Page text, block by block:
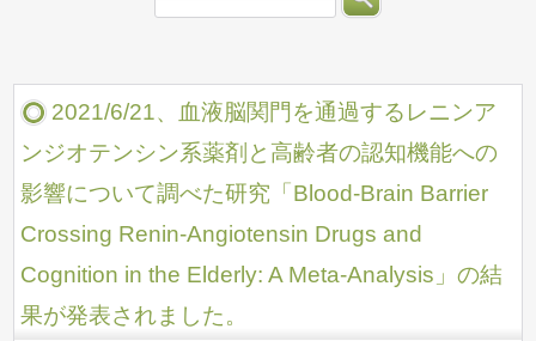
2021/6/21、血液脳関門を通過するレニンア
ンジオテンシン系薬剤と高齢者の認知機能への
影響について調べた研究「Blood-Brain Barrier
Crossing Renin-Angiotensin Drugs and
Cognition in the Elderly: A Meta-Analysis」の結
果が発表されました。